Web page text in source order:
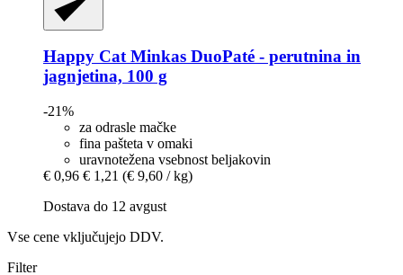
Happy CatMinkas DuoPaté -​ perutnina in
jagnjetina, 100 g
-21%
za odrasle mačke
fina pašteta v omaki
uravnotežena vsebnost beljakovin
€ 0,96 € 1,21 (€ 9,60 / kg)
Dostava do 12 avgust
Vse cene vključujejo DDV.
Filter